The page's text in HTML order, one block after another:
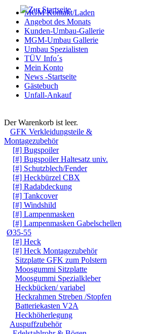
MGM Kontakt/Laden
Angebot des Monats
Kunden-Umbau-Gallerie
MGM-Umbau Gallerie
Umbau Spezialisten
TÜV Info´s
Mein Konto
News -Startseite
Gästebuch
Unfall-Ankauf
Der Warenkorb ist leer.
GFK Verkleidungsteile &
Montagezubehör
[#] Bugspoiler
[#] Bugspoiler Haltesatz univ.
[#] Schutzblech/Fender
[#] Heckbürzel CBX
[#] Radabdeckung
[#] Tankcover
[#] Windshild
[#] Lampenmasken
[#] Lampenmasken Gabelschellen
Ø35-55
[#] Heck
[#] Heck Montagezubehör
Sitzplatte GFK zum Polstern
Moosgummi Sitzplatte
Moosgummi Spezialkleber
Heckbücken/ variabel
Heckrahmen Streben /Stopfen
Batteriekasten V2A
Heckhöherlegung
Auspuffzubehör